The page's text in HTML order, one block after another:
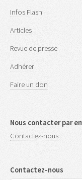
Infos Flash
Articles
Revue de presse
Adhérer
Faire un don
Nous contacter par
Contactez-nous
Contactez-nous